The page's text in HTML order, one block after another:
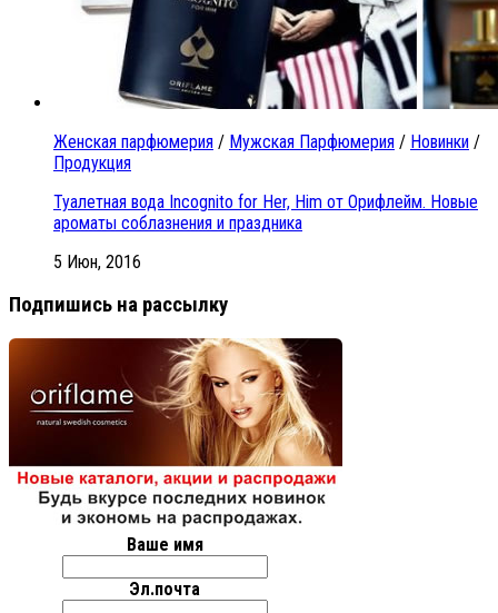
Женская парфюмерия / Мужская Парфюмерия / Новинки /
Продукция
Туалетная вода Incognito for Her, Him от Орифлейм. Новые
ароматы соблазнения и праздника
5 Июн, 2016
Подпишись на рассылку
Ваше имя
Эл.почта